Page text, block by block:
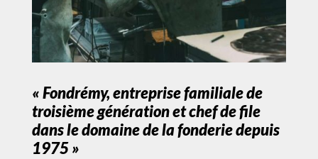
« Fondrémy, entreprise familiale de
troisième génération et chef de file
dans le domaine de la fonderie depuis
1975 »